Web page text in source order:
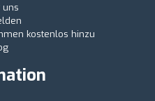
uns
kostenlos hinzu